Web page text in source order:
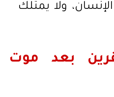
ولا يمتلك
بعد موت